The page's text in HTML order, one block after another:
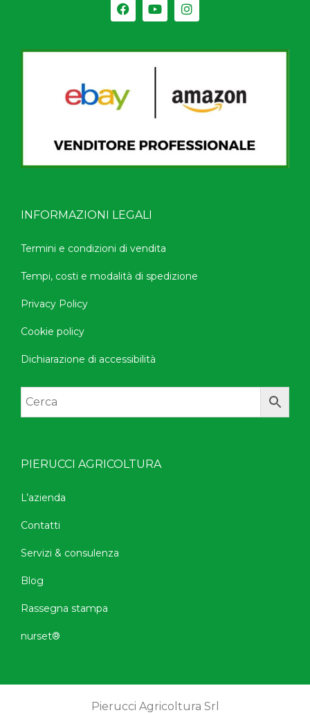
INFORMAZIONI LEGALI
Termini e condizioni di vendita
Tempi, costi e modalità di spedizione
Privacy Policy
Cookie policy
Dichiarazione di accessibilità
PIERUCCI AGRICOLTURA
L’azienda
Contatti
Servizi & consulenza
Blog
Rassegna stampa
nurset®
Pierucci Agricoltura Srl